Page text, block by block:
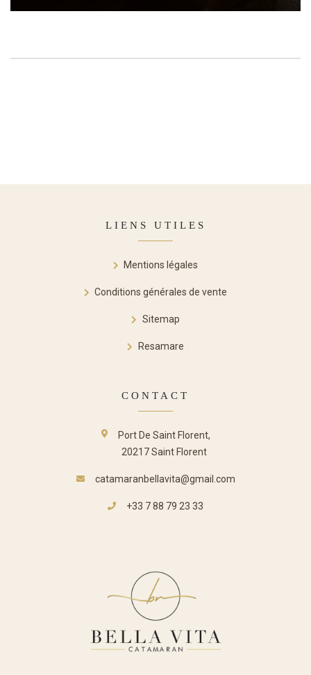
LIENS UTILES
Mentions légales
Conditions générales de vente
Sitemap
Resamare
CONTACT
Port De Saint Florent,
20217 Saint Florent
catamaranbellavita@gmail.com
+33 7 88 79 23 33